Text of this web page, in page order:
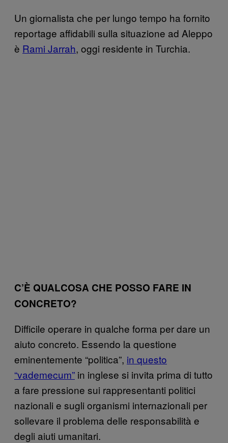
Un giornalista che per lungo tempo ha fornito
reportage affidabili sulla situazione ad Aleppo
è Rami Jarrah, oggi residente in Turchia.
C’È QUALCOSA CHE POSSO FARE IN
CONCRETO?
Difficile operare in qualche forma per dare un
aiuto concreto. Essendo la questione
eminentemente “politica”, in questo
“vademecum” in inglese si invita prima di tutto
a fare pressione sui rappresentanti politici
nazionali e sugli organismi internazionali per
sollevare il problema delle responsabilità e
degli aiuti umanitari.